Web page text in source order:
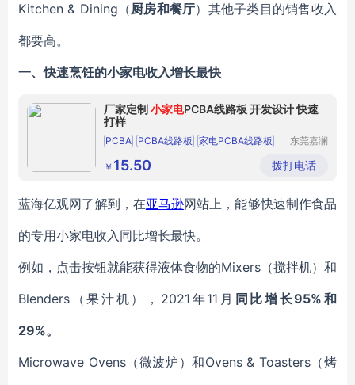
Kitchen & Dining（厨房和餐厅）其他子类目的销售收入
都要高。
一、快速烹饪的小家电收入增长最快
厂家定制小家电PCBA线路板 开发设计 快速
打样
PCBA PCBA线路板 家电PCBA线路板
小家电PCBA线路板
东莞嘉澜
技有限公
司
￥ 15.50 拨打电话
蓝海亿观网了解到，在亚马逊网站上，能够快速制作食品
的专用小家电收入同比增长最快。
例如，点击按钮就能获得液体食物的Mixers（搅拌机）和
Blenders（果汁机），2021年11月 同比增长95%和
29%。
Microwave Ovens（微波炉）和Ovens & Toasters（烤